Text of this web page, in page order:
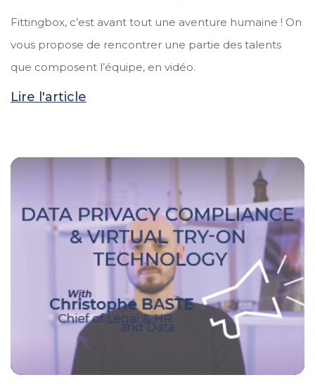
Fittingbox, c’est avant tout une aventure humaine ! On
vous propose de rencontrer une partie des talents
que composent l’équipe, en vidéo.
Lire l'article